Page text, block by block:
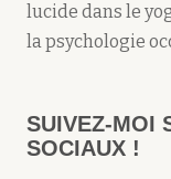
lucide dans le
la psychologie
SUIVEZ-MOI
SOCIAUX !